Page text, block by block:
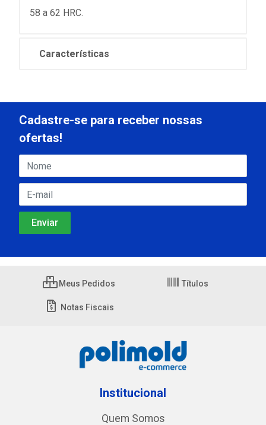
58 a 62 HRC.
Características
Cadastre-se para receber nossas
ofertas!
Meus Pedidos Títulos
Notas Fiscais
Institucional
Quem Somos